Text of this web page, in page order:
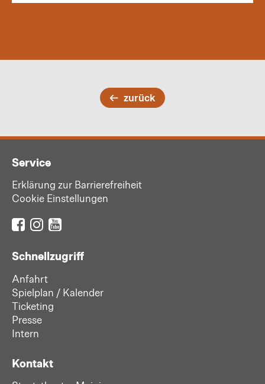
zurück
Service
Erklärung zur Barrierefreiheit
Cookie Einstellungen
Schnellzugriff
Anfahrt
Spielplan / Kalender
Ticketing
Presse
Intern
Kontakt